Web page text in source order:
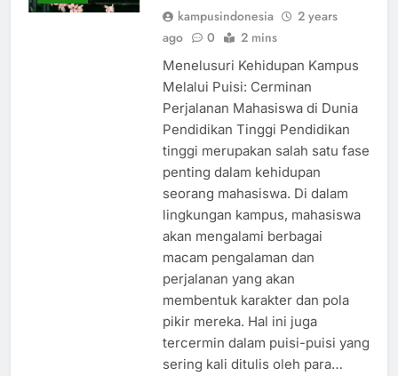
ARTIKEL
kampusindonesia
Menelusuri Kehidupan Kampus
Melalui Puisi: Cerminan
Perjalanan Mahasiswa di Dunia
Pendidikan Tinggi Pendidikan
tinggi merupakan salah satu fase
penting dalam kehidupan
seorang mahasiswa. Di dalam
lingkungan kampus, mahasiswa
akan mengalami berbagai
macam pengalaman dan
perjalanan yang akan
membentuk karakter dan pola
pikir mereka. Hal ini juga
tercermin dalam puisi-puisi yang